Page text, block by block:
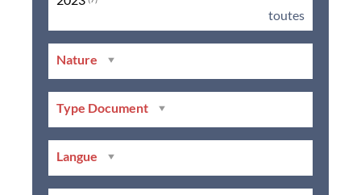
toutes
Nature
Type Document
Langue